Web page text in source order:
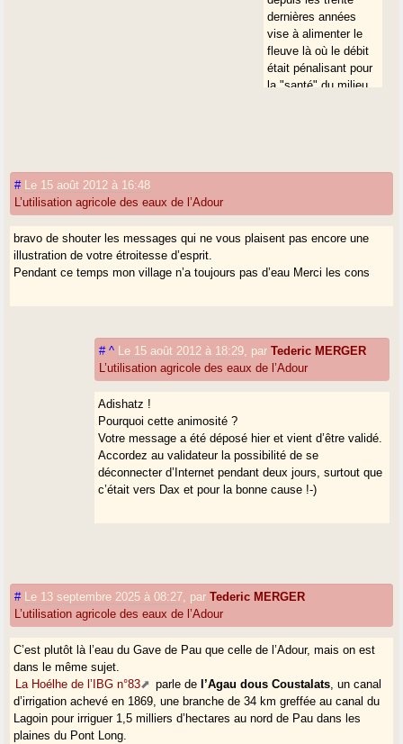
dernières années
vise à alimenter le
fleuve là où le débit
était pénalisant pour
la "santé" du milieu
(grosso-modo).
confiance" entre des
sembler avoir des
"historique", on sera,
par exemple, obligé
de mettre au crédit
de Garderes
Eslourenties qui a vu
les passions
s’exacerber pendant
politiques
d’aménagement ont
politique est
plus bref. Mais je
fais encore
confiance aux liens (
#
Le 15 août 2012 à 16:48
L’utilisation agricole des eaux de l’Adour
bravo de shouter les messages qui ne vous plaisent pas encore une
illustration de votre étroitesse d’esprit.
Pendant ce temps mon village n’a toujours pas d’eau Merci les cons
# ^ Le 15 août 2012 à 18:29 parTederic MERGER
L’utilisation agricole des eaux de l’Adour
Adishatz !
Pourquoi cette animosité ?
Votre message a été déposé hier et vient d’être validé.
Accordez au validateur la possibilité de se
déconnecter d’Internet pendant deux jours, surtout que
c’était vers Dax et pour la bonne cause !-)
# Le 13 septembre 2025 à 08:27 parTederic MERGER
L’utilisation agricole des eaux de l’Adour
C’est plutôt là l’eau du Gave de Pau que celle de l’Adour, mais on est
dans le même sujet.
La Hoélhe de l’IBG n°83
parle de l’Agau dous Coustalats , un canal
d’irrigation achevé en 1869, une branche de 34 km greffée au canal du
Lagoin pour irriguer 1,5 milliers d’hectares au nord de Pau dans les
plaines du Pont Long.